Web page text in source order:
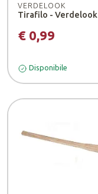
VERDELOOK
Tirafilo - Verdelook
€ 0,99
Disponibile